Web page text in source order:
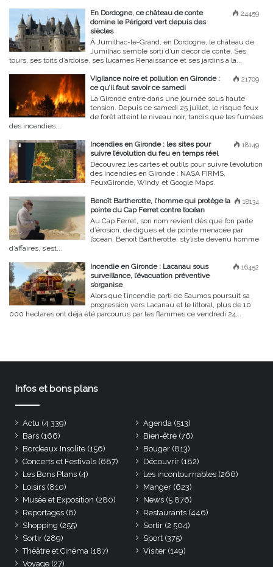
24459
En Dordogne, ce château de conte
domine le Périgord vert depuis des
siècles
À Jumilhac-le-Grand, en Dordogne, le château de
Jumilhac semble sorti d’un décor de conte. Ses
tours, ses toits d’ardoise, ses lucarnes Renaissance et ses jardins à la...
21709
Vigilance noire et pollution en Gironde :
ce qu’il faut savoir ce samedi
La Gironde entre dans une journée sous haute
tension. Depuis ce samedi 25 juillet, le risque feux
de forêt atteint le niveau noir, tandis que les fumées
des incendies...
18149
Incendies en Gironde : les sites pour
suivre l’évolution du feu en temps réel
Découvrez les cartes et outils pour suivre l’évolution
des incendies en Gironde : NASA FIRMS,
FeuxGironde, Windy et Google Maps.
18134
Benoît Bartherotte, l’homme qui protège la
pointe du Cap Ferret contre l’océan
Au Cap Ferret, son nom revient dès que l’on parle
d’érosion, de digues et de pointe menacée par
l’océan. Benoît Bartherotte, styliste devenu homme
d’affaires, s’est...
16452
Incendie en Gironde : Lacanau sous
surveillance, l’évacuation préventive
s’organise
Alors que l’incendie parti de Saumos poursuit sa
progression vers Lacanau et le littoral, plus de 10
000 hectares ont déjà été parcourus par les flammes ce vendredi 24...
Infos et bons plans
Actu (4 339) Agenda (513)
Bars (166) Bien-être (76)
Bordeaux Insolite (156) Bouger (813)
Concerts et Festivals (687) Découvrir (182)
Les Bons Plans (4) Les incontournables (266)
Loisirs (810) Manger (623)
Musée et Exposition (280) News (5 876)
Reportages (6) Restaurants (446)
Shopping (255) Sortir (2 504)
Sortir (289) Sport (375)
Théâtre et Cinéma (187) Visiter (149)
Voyage (27)